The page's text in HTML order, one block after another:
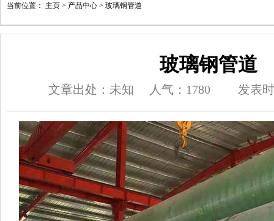
当前位置： 主页 > 产品中心 > 玻璃钢管道
玻璃钢管道
文章出处：未知 人气：1780 发表